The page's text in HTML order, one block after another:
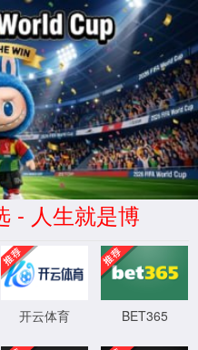
业录取分数统计表
02 设置